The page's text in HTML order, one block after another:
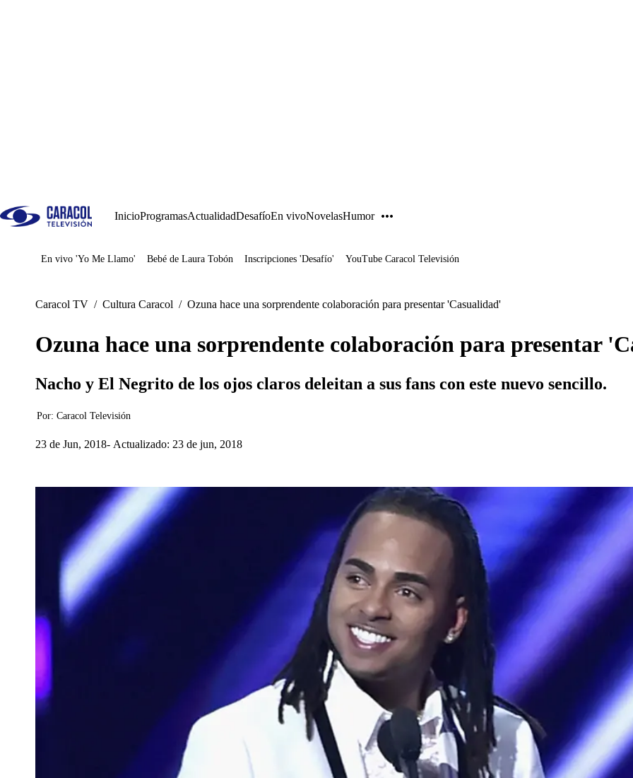
InicioProgramasActualidadDesafíoEn vivoNovelasHumor
Juegos
En vivo 'Yo Me Llamo' Bebé de Laura Tobón Inscripciones 'Desafío' YouTube Caracol Televisión
Caracol TV / Cultura Caracol / Ozuna hace una sorprendente colaboración para presentar 'Casualidad'
Ozuna hace una sorprendente colaboración para presentar
Nacho y El Negrito de los ojos claros deleitan a sus fans con este nuevo sencillo.
Por: Caracol Televisión
23 de Jun, 2018 Actualizado: 23 de jun, 2018